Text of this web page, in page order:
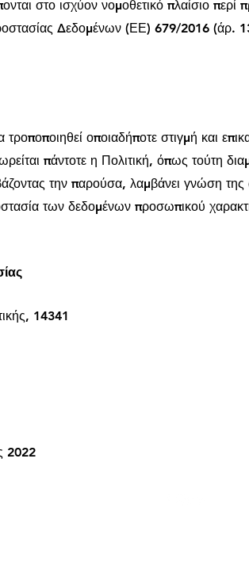
στο ισχύον νομοθετικό πλαίσιο
Δεδομένων (ΕΕ) 679/2016 (άρ.
οποιαδήποτε στιγμή και
πάντοτε η Πολιτική, όπως τούτη
την παρούσα, λαμβάνει γνώση
των δεδομένων προσωπικού
14341
2022